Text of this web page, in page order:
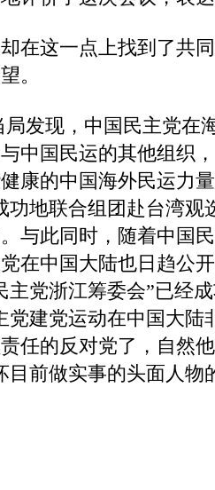
在这一点上找到了共
。
发现，中国民主党在
中国民运的其他组织
康的中国海外民运力
功地联合组团赴台湾观
与此同时，随着中国
在中国大陆也日趋公
主党浙江筹委会”已经
党建党运动在中国大陆
任的反对党了，自然
目前做实事的头面人